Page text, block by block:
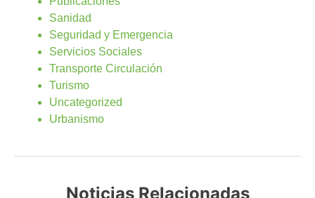
Sanidad
Seguridad y Emergencia
Servicios Sociales
Transporte Circulación
Turismo
Uncategorized
Urbanismo
Noticias Relacionadas